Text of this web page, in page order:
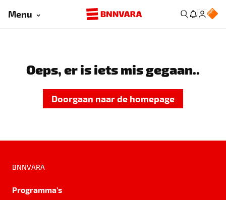
Menu
Oeps, er is iets mis gegaan..
Doorgaan naar de homepage
BNNVARA
Programma's